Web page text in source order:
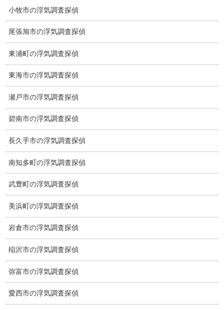
あいさつ
ミライリサーチサイトへご来訪して
いただき、誠にありがとうございま
す。
この一期一会のご縁に感謝し、ご依
頼人との絆を大切にいたします。
「弱い立場の人を助けたい」これ
が、私が探偵になった理由です。
弱い立場の人や被害者が損をして、
強い立場の人や加害者が得をするこ
とは絶対に許せません。
世の中には理不尽な事や矛盾したことが多く、それが当然かのよ
うに存在しております。
証拠が無ければ警察も弁護士も動くことはできません。
探偵はその為に必要不可欠な役割と考えております。
ます。
事はないと思っております。
これからもお客様のお気持ちに寄り添い、全力を尽くしてまいり
小牧市の浮気調査探偵
尾張旭市の浮気調査探偵
東浦町の浮気調査探偵
東海市の浮気調査探偵
瀬戸市の浮気調査探偵
碧南市の浮気調査探偵
長久手市の浮気調査探偵
南知多町の浮気調査探偵
武豊町の浮気調査探偵
美浜町の浮気調査探偵
岩倉市の浮気調査探偵
稲沢市の浮気調査探偵
弥富市の浮気調査探偵
愛西市の浮気調査探偵